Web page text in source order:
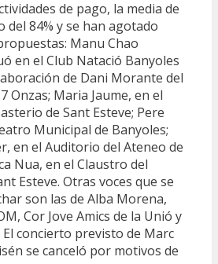
de pago, la media de
del 84% y se han agotado
Manu Chao
en el Club Natació Banyoles
de Dani Morante del
Onzas; Maria Jaume, en el
de Sant Esteve; Pere
Municipal de Banyoles;
en el Auditorio del Ateneo de
Nua, en el Claustro del
Esteve. Otras voces que se
son las de Alba Morena,
Cor Jove Amics de la Unió y
concierto previsto de Marc
se canceló por motivos de